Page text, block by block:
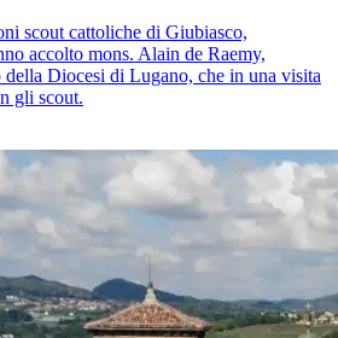
scout cattoliche di Giubiasco,
accolto mons. Alain de Raemy,
della Diocesi di Lugano, che in una visita
gli scout.